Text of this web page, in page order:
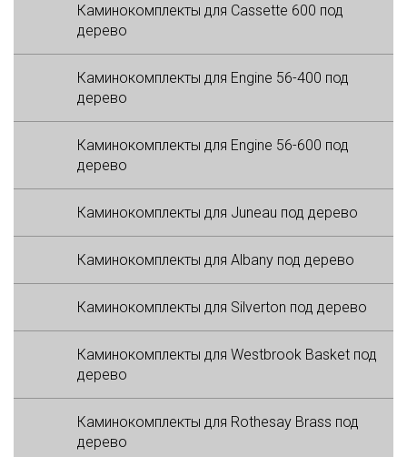
Каминокомплекты для Cassette 600 под
дерево
Каминокомплекты для Engine 56-400 под
дерево
Каминокомплекты для Engine 56-600 под
дерево
Каминокомплекты для Juneau под дерево
Каминокомплекты для Albany под дерево
Каминокомплекты для Silverton под дерево
Каминокомплекты для Westbrook Basket под
дерево
Каминокомплекты для Rothesay Brass под
дерево